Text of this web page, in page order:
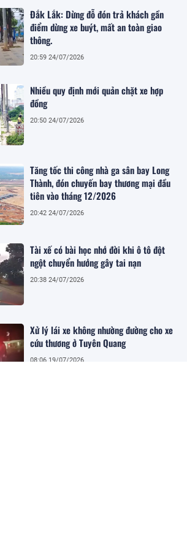
Đắk Lắk: Dừng đỗ đón trả khách gần
điểm dừng xe buýt, mất an toàn giao
thông.
20:59 24/07/2026
Nhiều quy định mới quản chặt xe hợp
đồng
20:50 24/07/2026
Tăng tốc thi công nhà ga sân bay Long
Thành, đón chuyến bay thương mại đầu
tiên vào tháng 12/2026
20:42 24/07/2026
Tài xế có bài học nhớ đời khi ô tô đột
ngột chuyển hướng gây tai nạn
20:38 24/07/2026
Xử lý lái xe không nhường đường cho xe
cứu thương ở Tuyên Quang
08:06 19/07/2026